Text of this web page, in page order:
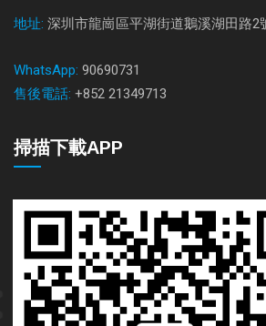
地址: 深圳市龍崗區平湖街道鵝溪湖田路2
WhatsApp: 90690731
售後電話: +852 21349713
掃描下載APP